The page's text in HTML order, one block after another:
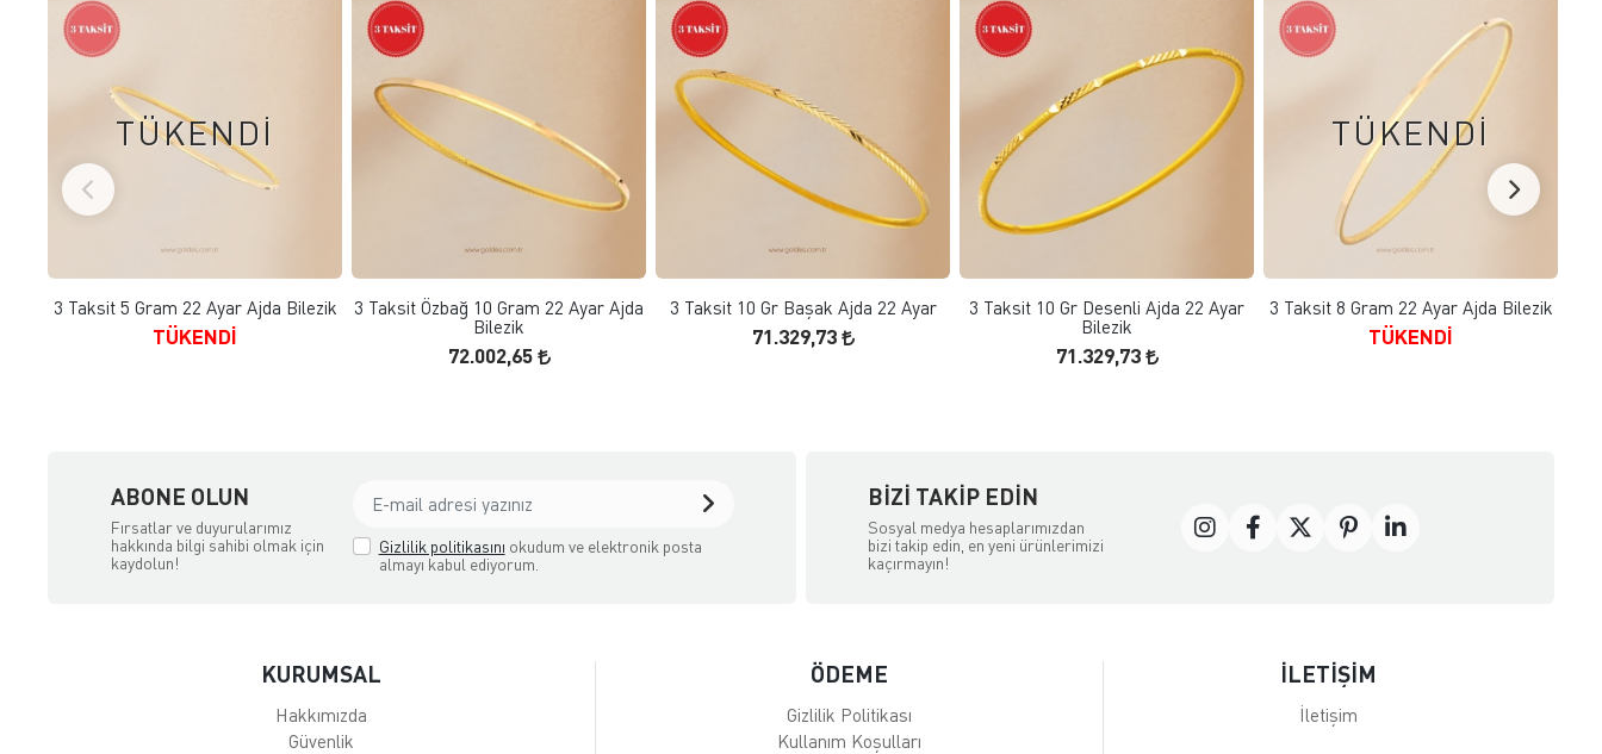
TÜKENDİ
3 Taksit 5 Gram 22 Ayar Ajda Bilezik
TÜKENDİ
FAVORILERE EKLE
3 Taksit Özbağ 10 Gram 22 Ayar Ajda
Bilezik
72.002,65
FAVORILERE EKLE
3 Taksit 10 Gr Başak Ajda 22 Ayar
71.329,73
FAVORILERE EKLE
3 Taksit 10 Gr Desenli Ajda 22 Ayar
Bilezik
71.329,73
TÜKENDİ
FAVORILERE EKLE
3 Taksit 8 Gram 22 Ayar Ajda Bilezik
TÜKENDİ
ABONE OLUN
Fırsatlar ve duyurularımız
hakkında bilgi sahibi olmak için
kaydolun!
Gizlilik politikasını okudum ve elektronik posta
almayı kabul ediyorum.
BIZI TAKIP EDIN
Sosyal medya hesaplarımızdan
bizi takip edin, en yeni ürünlerimizi
kaçırmayın!
KURUMSAL
Hakkımızda
Güvenlik
ÖDEME
Gizlilik Politikası
Kullanım Koşulları
İLETİŞİM
İletişim